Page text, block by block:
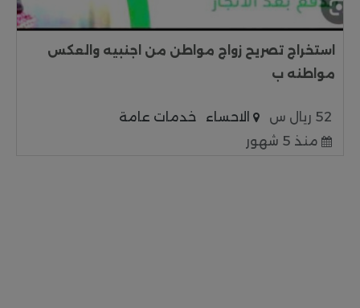
استخراج تصريح زواج مواطن من اجنبيه والعكس
مواطنه ب
52 ريال س الاحساء
خدمات عامة
منذ 5 شهور